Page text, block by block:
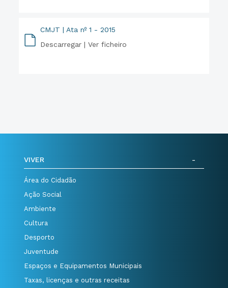
CMJT | Ata nº 1 - 2015
Descarregar |Ver ficheiro
VIVER
Área do Cidadão
Ação Social
Ambiente
Cultura
Desporto
Juventude
Espaços e Equipamentos Municipais
Taxas, licenças e outras receitas